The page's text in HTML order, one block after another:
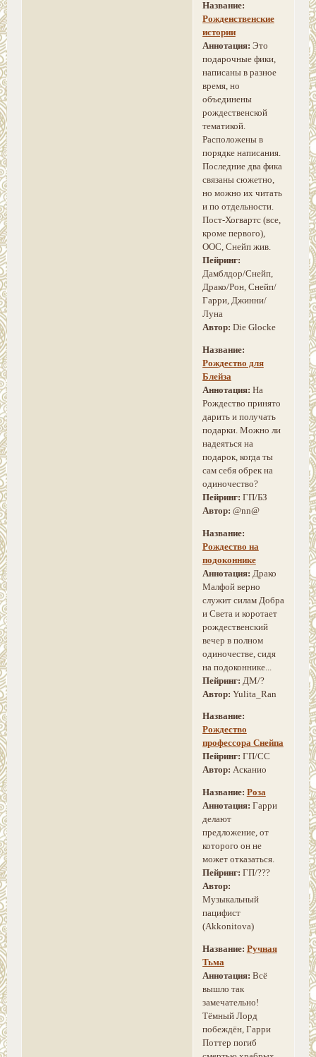
Название:
Рожденственские
истории
Аннотация: Это
подарочные фики,
написаны в разное
время, но
объединены
рождественской
тематикой.
Расположены в
порядке написания.
Последние два фика
связаны сюжетно,
но можно их читать
и по отдельности.
Пост-Хогвартс (все,
кроме первого),
ООС, Снейп жив.
Пейринг:
Дамблдор/Снейп,
Драко/Рон, Снейп/
Гарри, Джинни/
Луна
Автор: Die Glocke
Название:
Рождество для
Блейза
Аннотация: На
Рождество принято
дарить и получать
подарки. Можно ли
надеяться на
подарок, когда ты
сам себя обрек на
одиночество?
Пейринг: ГП/БЗ
Автор: @nn@
Название:
Рождество на
подоконнике
Аннотация: Драко
Малфой верно
служит силам Добра
и Света и коротает
рождественский
вечер в полном
одиночестве, сидя
на подоконнике...
Пейринг: ДМ/?
Автор: Yulita_Ran
Название:
Рождество
профессора Снейпа
Пейринг: ГП/СС
Автор: Асканио
Название: Роза
Аннотация: Гарри
делают
предложение, от
которого он не
может отказаться.
Пейринг: ГП/???
Автор:
Музыкальный
пацифист
(Akkonitova)
Название: Ручная
Тьма
Аннотация: Всё
вышло так
замечательно!
Тёмный Лорд
побеждён, Гарри
Поттер погиб